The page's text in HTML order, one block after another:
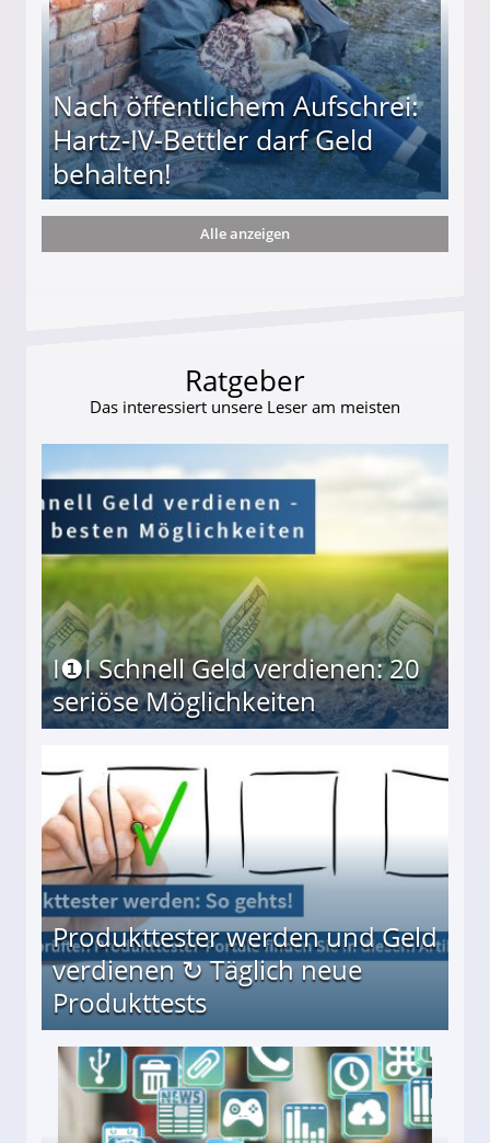
Nach öffentlichem Aufschrei:
Hartz-IV-Bettler darf Geld
behalten!
darf Geld behalten!
Alle anzeigen
Ratgeber
Das interessiert unsere Leser am meisten
I❶I Schnell Geld verdienen: 20
seriöse Möglichkeiten
Produkttester werden und Geld
verdienen ↻ Täglich neue
Produkttests
↻ Täglich neue Produkttests